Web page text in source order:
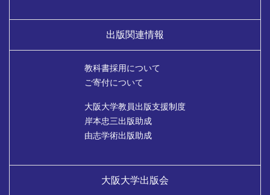
出版関連情報
教科書採用について
ご寄付について
大阪大学教員出版支援制度
岸本忠三出版助成
由志学術出版助成
大阪大学出版会